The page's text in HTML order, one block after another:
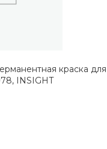
краска для
INSIGHT